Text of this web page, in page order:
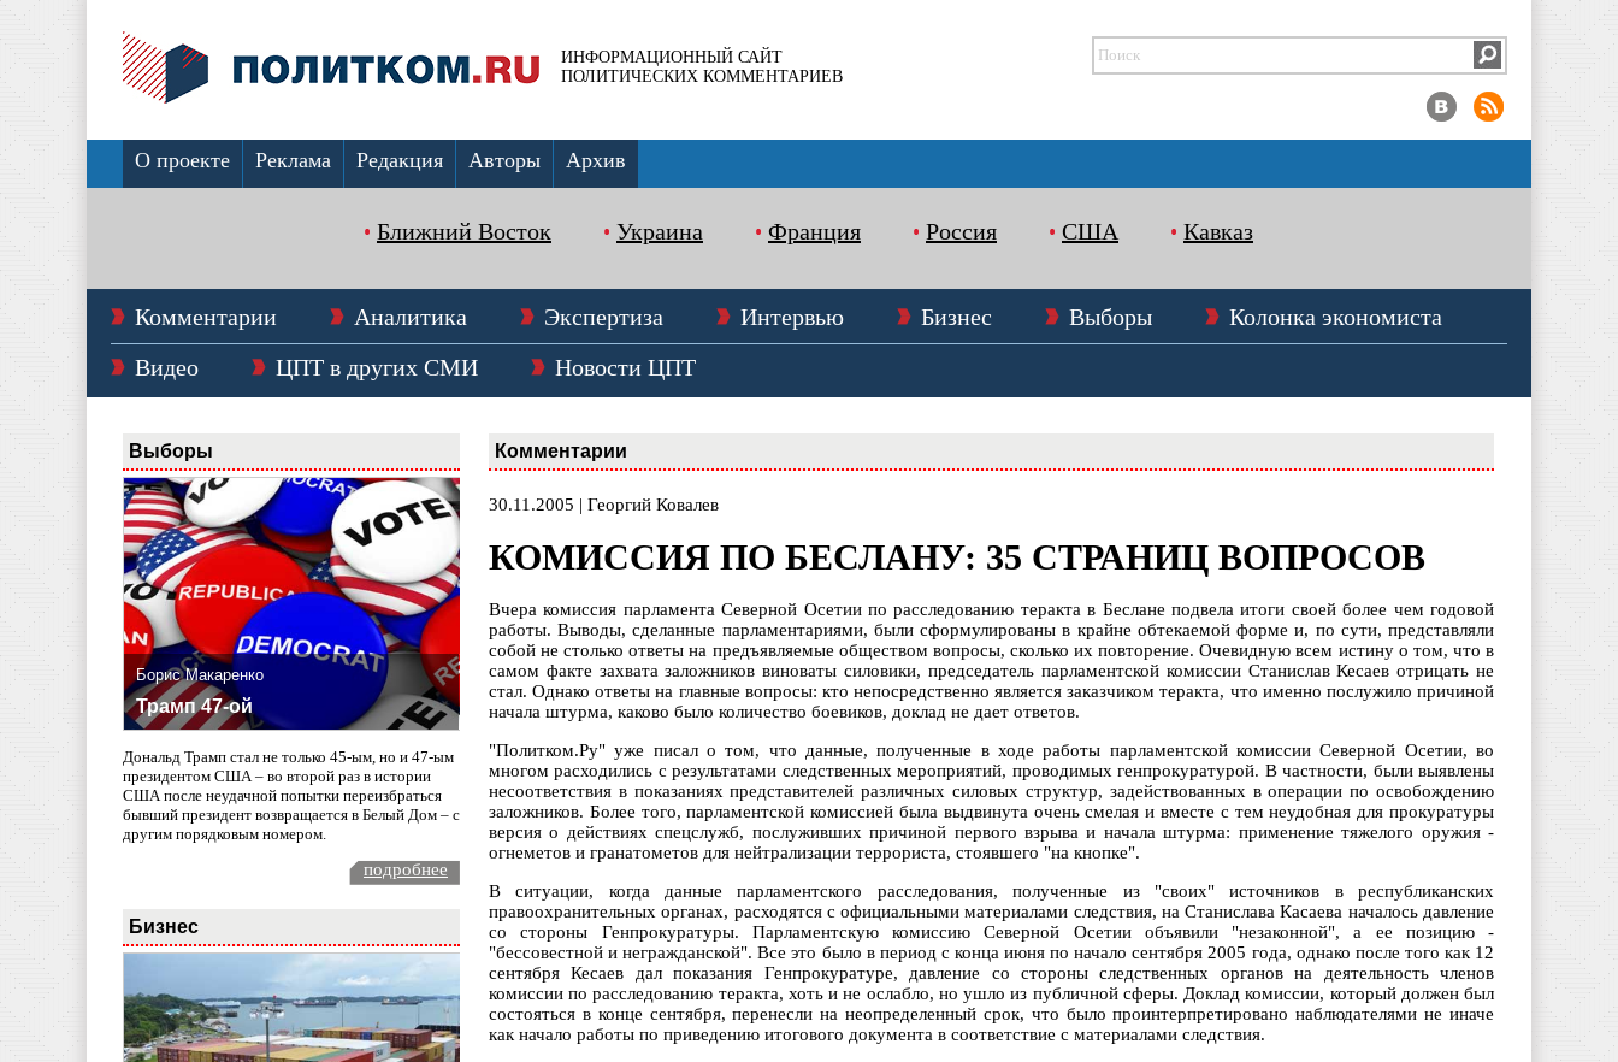
ИНФОРМАЦИОННЫЙ САЙТ
ПОЛИТИЧЕСКИХ КОММЕНТАРИЕВ
О проекте Реклама Редакция Авторы Архив
Ближний Восток Украина Франция Россия США Кавказ
Комментарии Аналитика Экспертиза Интервью Бизнес Выборы
Колонка экономиста
Видео
ЦПТ в других СМИ Новости ЦПТ
Выборы
Борис Макаренко
Трамп 47-ой
Дональд Трамп стал не только 45-ым, но и 47-ым
президентом США – во второй раз в истории
США после неудачной попытки переизбраться
бывший президент возвращается в Белый Дом – с
другим порядковым номером.
подробнее
Бизнес
Комментарии
30.11.2005 | Георгий Ковалев
КОМИССИЯ ПО БЕСЛАНУ: 35 СТРАНИЦ ВОПРОСОВ
Вчера комиссия парламента Северной Осетии по расследованию теракта в Беслане подвела итоги своей более чем годовой
работы. Выводы, сделанные парламентариями, были сформулированы в крайне обтекаемой форме и, по сути, представляли
собой не столько ответы на предъявляемые обществом вопросы, сколько их повторение. Очевидную всем истину о том, что в
самом факте захвата заложников виноваты силовики, председатель парламентской комиссии Станислав Кесаев отрицать не
стал. Однако ответы на главные вопросы: кто непосредственно является заказчиком теракта, что именно послужило причиной
начала штурма, каково было количество боевиков, доклад не дает ответов.
"Политком.Ру" уже писал о том, что данные, полученные в ходе работы парламентской комиссии Северной Осетии, во
многом расходились с результатами следственных мероприятий, проводимых генпрокуратурой. В частности, были выявлены
несоответствия в показаниях представителей различных силовых структур, задействованных в операции по освобождению
заложников. Более того, парламентской комиссией была выдвинута очень смелая и вместе с тем неудобная для прокуратуры
версия о действиях спецслужб, послуживших причиной первого взрыва и начала штурма: применение тяжелого оружия -
огнеметов и гранатометов для нейтрализации террориста, стоявшего "на кнопке".
В ситуации, когда данные парламентского расследования, полученные из "своих" источников в республиканских
правоохранительных органах, расходятся с официальными материалами следствия, на Станислава Касаева началось давление
со стороны Генпрокуратуры. Парламентскую комиссию Северной Осетии объявили "незаконной", а ее позицию -
"бессовестной и негражданской". Все это было в период с конца июня по начало сентября 2005 года, однако после того как 12
сентября Кесаев дал показания Генпрокуратуре, давление со стороны следственных органов на деятельность членов
комиссии по расследованию теракта, хоть и не ослабло, но ушло из публичной сферы. Доклад комиссии, который должен был
состояться в конце сентября, перенесли на неопределенный срок, что было проинтерпретировано наблюдателями не иначе
как начало работы по приведению итогового документа в соответствие с материалами следствия.